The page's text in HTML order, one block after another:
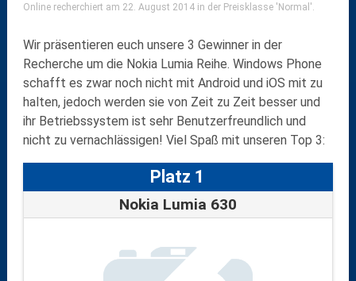
Online recherchiert am 22. August 2014 in der Preisklasse 'Normal'.
Wir präsentieren euch unsere 3 Gewinner in der
Recherche um die Nokia Lumia Reihe. Windows Phone
schafft es zwar noch nicht mit Android und iOS mit zu
halten, jedoch werden sie von Zeit zu Zeit besser und
ihr Betriebssystem ist sehr Benutzerfreundlich und
nicht zu vernachlässigen! Viel Spaß mit unseren Top 3:
Platz 1
Nokia Lumia 630